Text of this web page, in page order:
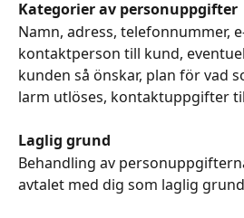
Kategorier av personuppgifter
Namn, adress, telefonnummer,
kontaktperson till kund,
kunden så önskar, plan för vad
larm utlöses, kontaktuppgifter
Laglig grund
Behandling av
avtalet med dig som laglig